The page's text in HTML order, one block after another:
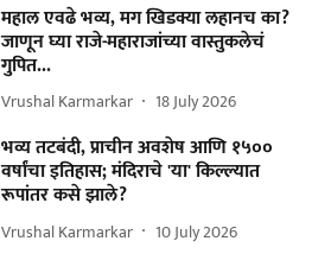
महाल एवढे भव्य, मग खिडक्या लहानच का?
जाणून घ्या राजे-महाराजांच्या वास्तुकलेचं
गुपित...
Vrushal Karmarkar 18 July 2026
भव्य तटबंदी, प्राचीन अवशेष आणि १५००
वर्षांचा इतिहास; मंदिराचे 'या' किल्ल्यात
रूपांतर कसे झाले?
Vrushal Karmarkar 10 July 2026